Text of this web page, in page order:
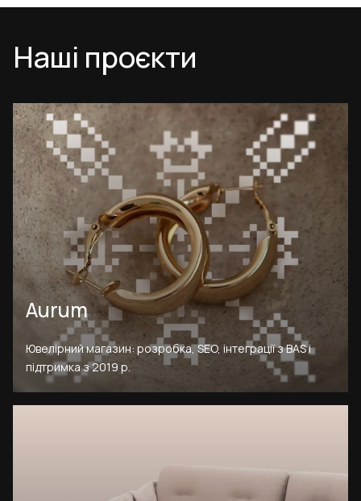
Наші проєкти
Aurum
Ювелірний магазин: розробка, SEO, інтеграції з BAS і
підтримка з 2019 р.